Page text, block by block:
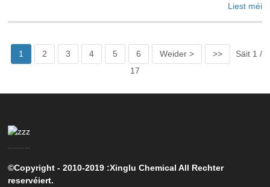
Liest méi
1 2 3 4 5 6 Weider > >>
Säit 1 /
17
©Copyright - 2010-2019 :Xinglu Chemical All Rechter
reservéiert.